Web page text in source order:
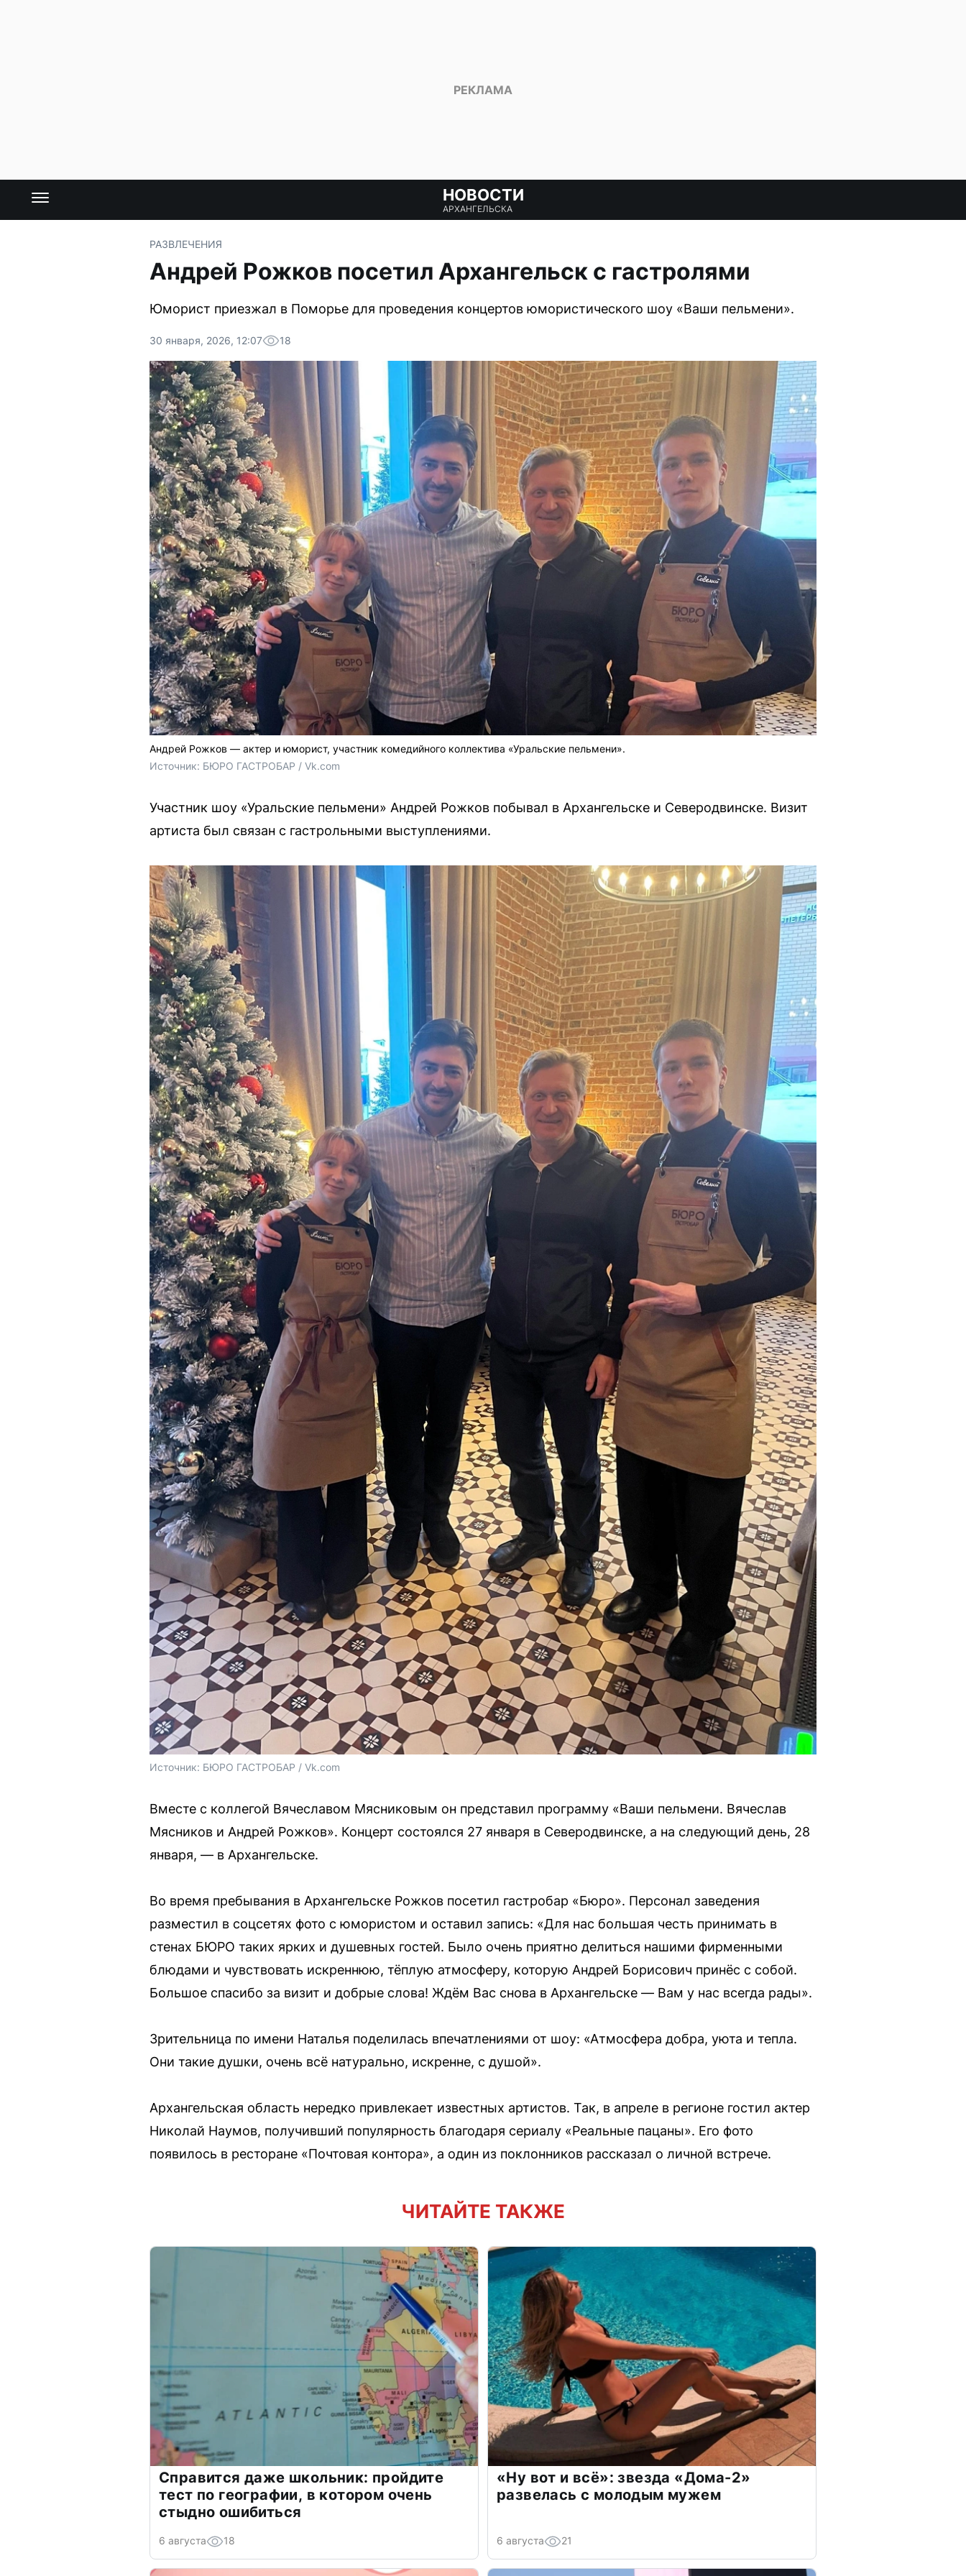
НОВОСТИ
АРХАНГЕЛЬСКА
РАЗВЛЕЧЕНИЯ
Андрей Рожков посетил Архангельск с гастролями
Юморист приезжал в Поморье для проведения концертов юмористического шоу «Ваши пельмени».
30 января, 2026, 12:07 18
Андрей Рожков — актер и юморист, участник комедийного коллектива «Уральские пельмени».
Источник: БЮРО ГАСТРОБАР / Vk.com
Участник шоу «Уральские пельмени» Андрей Рожков побывал в Архангельске и Северодвинске. Визит
артиста был связан с гастрольными выступлениями.
Источник: БЮРО ГАСТРОБАР / Vk.com
Вместе с коллегой Вячеславом Мясниковым он представил программу «Ваши пельмени. Вячеслав
Мясников и Андрей Рожков». Концерт состоялся 27 января в Северодвинске, а на следующий день, 28
января, — в Архангельске.
Во время пребывания в Архангельске Рожков посетил гастробар «Бюро». Персонал заведения
разместил в соцсетях фото с юмористом и оставил запись: «Для нас большая честь принимать в
стенах БЮРО таких ярких и душевных гостей. Было очень приятно делиться нашими фирменными
блюдами и чувствовать искреннюю, тёплую атмосферу, которую Андрей Борисович принёс с собой.
Большое спасибо за визит и добрые слова! Ждём Вас снова в Архангельске — Вам у нас всегда рады».
Зрительница по имени Наталья поделилась впечатлениями от шоу: «Атмосфера добра, уюта и тепла.
Они такие душки, очень всё натурально, искренне, с душой».
Архангельская область нередко привлекает известных артистов. Так, в апреле в регионе гостил актер
Николай Наумов, получивший популярность благодаря сериалу «Реальные пацаны». Его фото
появилось в ресторане «Почтовая контора», а один из поклонников рассказал о личной встрече.
ЧИТАЙТЕ ТАКЖЕ
Справится даже школьник: пройдите
тест по географии, в котором очень
стыдно ошибиться
6 августа 18
«Ну вот и всё»: звезда «Дома-2»
развелась с молодым мужем
6 августа 21